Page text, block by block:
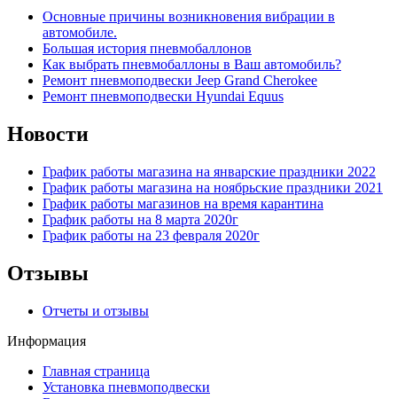
Основные причины возникновения вибрации в
автомобиле.
Большая история пневмобаллонов
Как выбрать пневмобаллоны в Ваш автомобиль?
Ремонт пневмоподвески Jeep Grand Cherokee
Ремонт пневмоподвески Hyundai Equus
Новости
График работы магазина на январские праздники 2022
График работы магазина на ноябрьские праздники 2021
График работы магазинов на время карантина
График работы на 8 марта 2020г
График работы на 23 февраля 2020г
Отзывы
Отчеты и отзывы
Информация
Главная страница
Установка пневмоподвески